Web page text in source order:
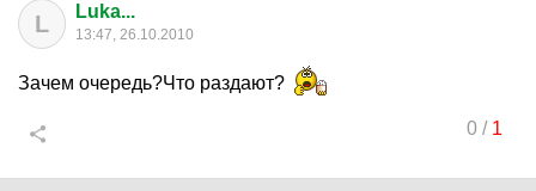
L Luka...
13:47, 26.10.2010
Зачем очередь?Что раздают?
0/ 1